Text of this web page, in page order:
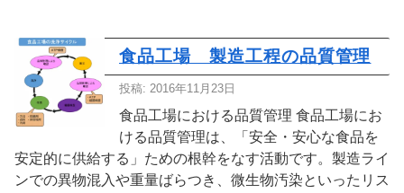
食品工場 製造工程の品質管理
投稿: 2016年11月23日
食品工場における品質管理 食品工場にお
ける品質管理は、「安全・安心な食品を
安定的に供給する」ための根幹をなす活動です。製造ライ
ンでの異物混入や重量ばらつき、微生物汚染といったリス